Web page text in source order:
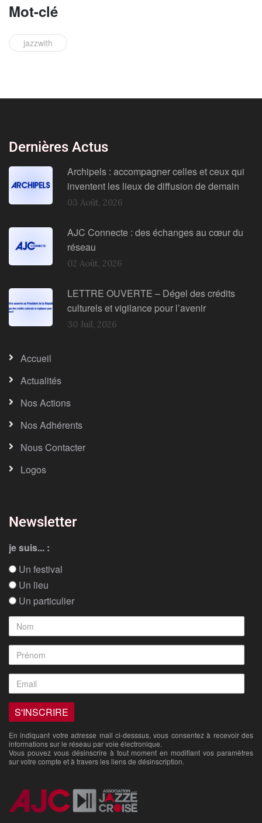
Mot-clé
jazzwith
Dernières Actus
Archipels : accompagner celles et ceux qui
inventent les lieux de diffusion de demain
03 Août, 2026
AJC Connecte : des échanges au cœur du
réseau
02 Août, 2026
LETTRE OUVERTE – Dégel des crédits
culturels et vigilance pour l’avenir
30 Juil, 2026
Accueil
Actualités
Nos Actions
Nos Adhérents
Nous Contacter
Logos
Newsletter
je suis... :
Un festival
Un lieu
Un particulier
En indiquant votre adresse mail ci-desssus, vous consentez à recevoir des
informations sur le réseau par voie électronique.
Vous pouvez vous désinscrire à tout moment en modifiant vos paramètres
sur votre compte et à travers les liens de désinscription.